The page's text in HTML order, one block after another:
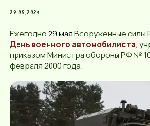
29.05.2024
Ежегодно29 маяВооруженные силы
День военного автомобилиста,
приказом Министра обороны РФ №
февраля 2000 года.